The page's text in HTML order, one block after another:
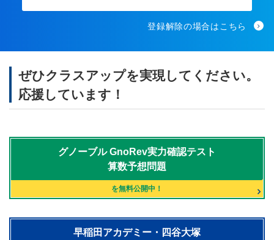
登録解除の場合はこちら
ぜひクラスアップを実現してください。
応援しています！
グノーブルGnoRev実力確認テスト
算数予想問題
を無料公開中！
早稲田アカデミー・四谷大塚